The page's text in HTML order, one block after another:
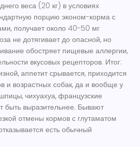
веса (20 кг) в условиях
порцию эконом-корма с
получает около 40-50 мг
не дотягивает до опасной, но
обостряет пищевые аллергии,
вкусовых рецепторов. Итог:
аппетит срывается, приходится
и возрастных собак, да и вообще у
чихуахуа, французские
быть выразительнее. Бывают
отмены кормов с глутаматом
есть обычный